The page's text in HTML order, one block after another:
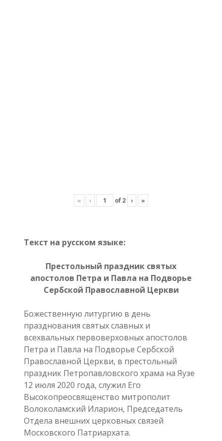
« ‹ of2 › »
Текст на русском языке:
Престольный праздник святых
апостолов Петра и Павла на Подворье
Сербской Православной Церкви
Божественную литургию в день
празднования святых славных и
всехвальных первоверховных апостолов
Петра и Павла на Подворье Сербской
Православной Церкви, в престольный
праздник Петропавловского храма на Яузе
12 июля 2020 года, служил Его
Высокопреосвященствo митрополит
Волоколамский Иларион, Председатель
Отдела внешних церковных связей
Московского Патриархата.